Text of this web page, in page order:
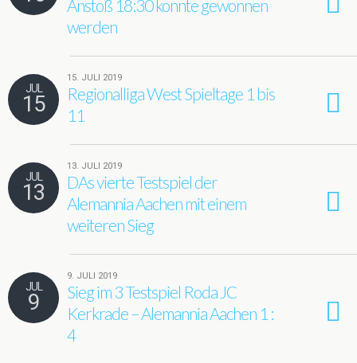
Anstoß 18:30 konnte gewonnen
werden
JUL
15
15. JULI 2019
Regionalliga West Spieltage 1 bis
11
JUL
13
13. JULI 2019
DAs vierte Testspiel der
Alemannia Aachen mit einem
weiteren Sieg
JUL
9
9. JULI 2019
Sieg im 3 Testspiel Roda JC
Kerkrade – Alemannia Aachen 1 :
4